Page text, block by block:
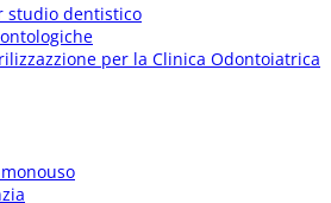
studio dentistico
per la Clinica Odontoiatrica